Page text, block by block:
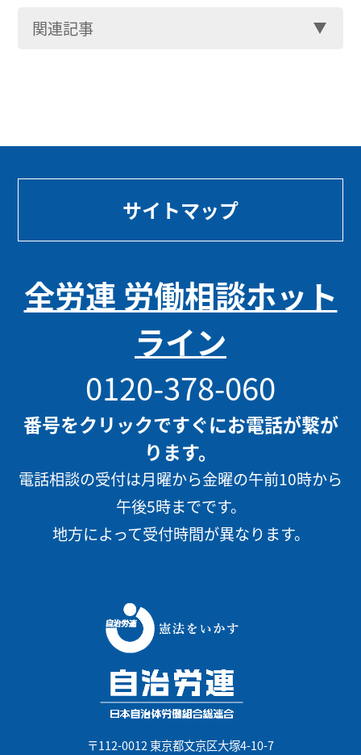
関連記事
サイトマップ
全労連 労働相談ホット
ライン
0120-378-060
番号をクリックですぐにお電話が繋が
ります。
電話相談の受付は月曜から金曜の午前10時から
午後5時までです。
地方によって受付時間が異なります。
〒112-0012 東京都文京区大塚4-10-7